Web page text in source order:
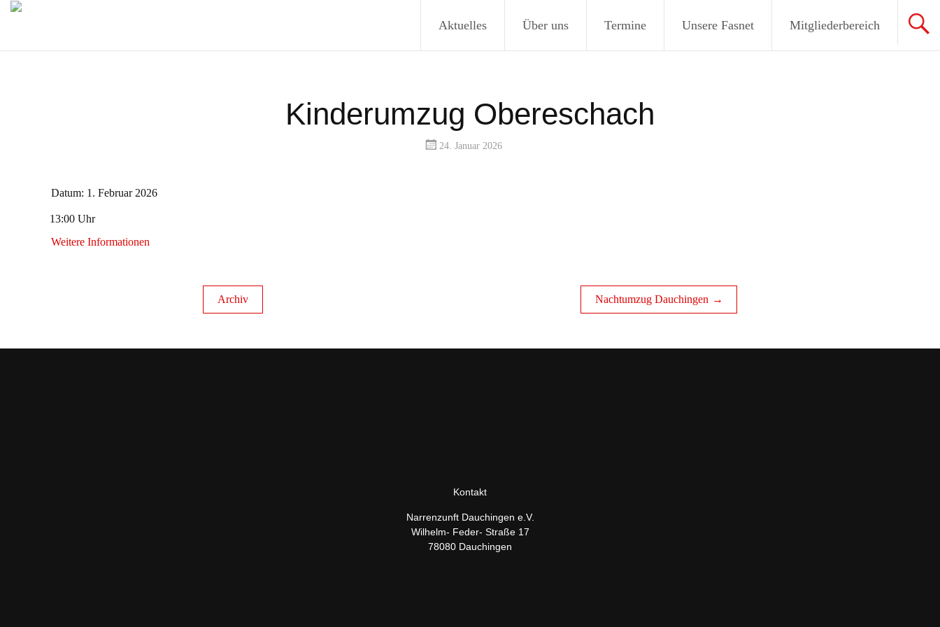
Aktuelles Über uns Termine Unsere Fasnet Mitgliederbereich
Kinderumzug Obereschach
24. Januar 2026
Datum: 1. Februar 2026
Uhrzeit:
13:00 Uhr
Weitere Informationen
Archiv Nachtumzug Dauchingen
Kontakt
Narrenzunft Dauchingen e.V.
Wilhelm- Feder- Straße 17
78080 Dauchingen